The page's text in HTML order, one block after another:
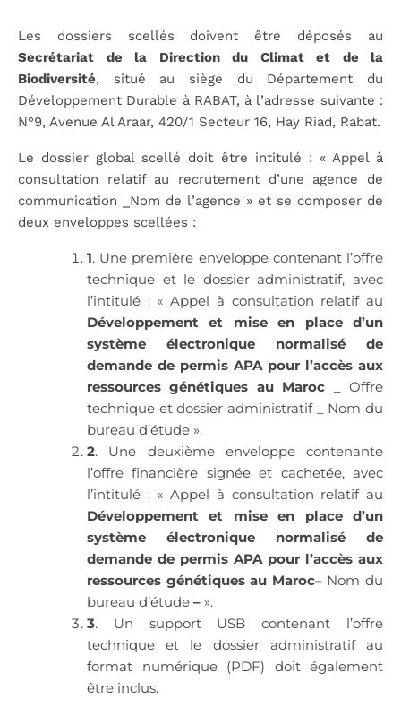
Les dossiers scellés doivent être déposés au
Secrétariat de la Direction du Climat et de la
Biodiversité, situé au siège du Département du
Développement Durable à RABAT, à l’adresse suivante :
N°9, Avenue Al Araar, 420/1 Secteur 16, Hay Riad, Rabat.
Le dossier global scellé doit être intitulé : « Appel à
consultation relatif au recrutement d’une agence de
communication _Nom de l’agence » et se composer de
deux enveloppes scellées :
1. Une première enveloppe contenant l’offre
technique et le dossier administratif, avec
l’intitulé : « Appel à consultation relatif au
Développement et mise en place d’un
système électronique normalisé de
demande de permis APA pour l’accès aux
ressources génétiques au Maroc _ Offre
technique et dossier administratif _ Nom du
bureau d’étude ».
2. Une deuxième enveloppe contenante
l’offre financière signée et cachetée, avec
l’intitulé : « Appel à consultation relatif au
Développement et mise en place d’un
système électronique normalisé de
demande de permis APA pour l’accès aux
ressources génétiques au Maroc– Nom du
bureau d’étude – ».
3. Un support USB contenant l’offre
technique et le dossier administratif au
format numérique (PDF) doit également
être inclus.